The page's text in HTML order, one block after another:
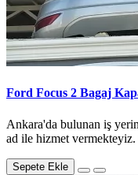
Ford Focus 2 Bagaj
Ankara'da bulunan iş
ad ile hizmet vermekteyiz.
Sepete Ekle